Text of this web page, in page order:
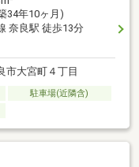
34年10ヶ月)
奈良駅 徒歩13分
市大宮町４丁目
駐車場(近隣含)